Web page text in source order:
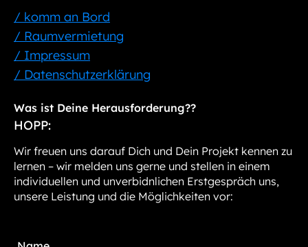
/ komm an Bord
/ Raumvermietung
/ Impressum
/ Datenschutzerklärung
Was ist Deine Herausforderung??
HOPP:
Wir freuen uns darauf Dich und Dein Projekt kennen zu
lernen – wir melden uns gerne und stellen in einem
individuellen und unverbidnlichen Erstgespräch uns,
unsere Leistung und die Möglichkeiten vor: